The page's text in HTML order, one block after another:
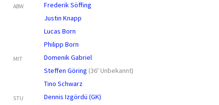
ABW
Frederik Söffing
Justin Knapp
Lucas Born
Philipp Born
MIT
Domenik Gabriel
Steffen Göring (36' Unbekannt)
Tino Schwarz
STU
Dennis Izgördü (GK)